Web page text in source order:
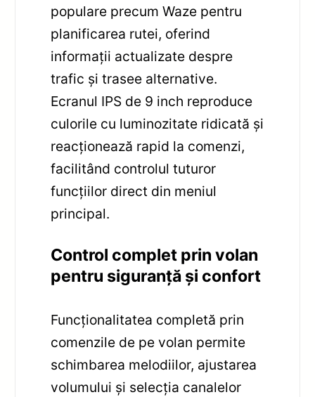
populare precum Waze pentru
planificarea rutei, oferind
informații actualizate despre
trafic și trasee alternative.
Ecranul IPS de 9 inch reproduce
culorile cu luminozitate ridicată și
reacționează rapid la comenzi,
facilitând controlul tuturor
funcțiilor direct din meniul
principal.
Control complet prin volan
pentru siguranță și confort
Funcționalitatea completă prin
comenzile de pe volan permite
schimbarea melodiilor, ajustarea
volumului și selecția canalelor